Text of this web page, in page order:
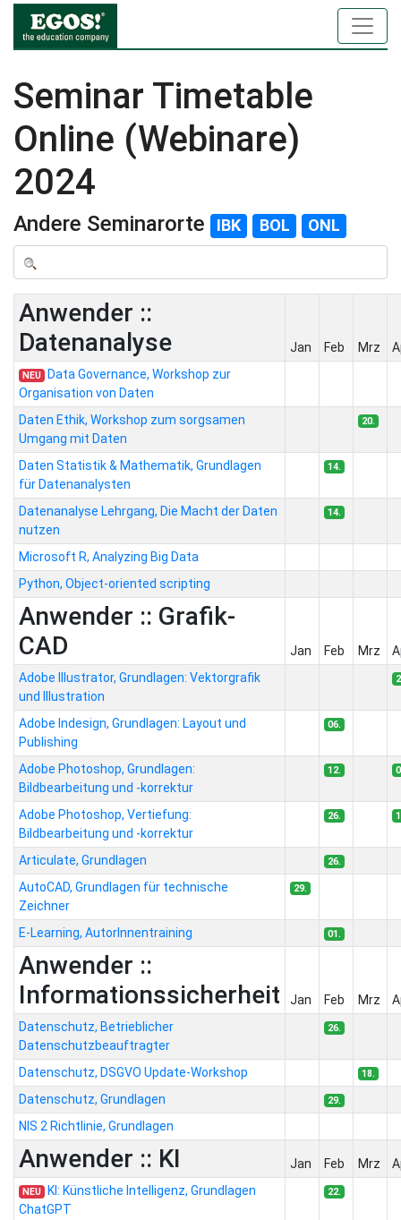
Seminar Timetable
Online (Webinare)
2024
Andere Seminarorte IBK BOL ONL
Anwender ::
Datenanalyse
Jan Feb Mrz
NEU Data Governance, Workshop zur
Organisation von Daten
Daten Ethik, Workshop zum sorgsamen
Umgang mit Daten
20.
Daten Statistik & Mathematik, Grundlagen
für Datenanalysten
14.
Datenanalyse Lehrgang, Die Macht der Daten
nutzen
14.
Microsoft R, Analyzing Big Data
Python, Object-oriented scripting
Anwender :: Grafik-
CAD
Jan Feb Mrz
Adobe Illustrator, Grundlagen: Vektorgrafik
und Illustration
Adobe Indesign, Grundlagen: Layout und
Publishing
06.
Adobe Photoshop, Grundlagen:
Bildbearbeitung und -korrektur
12.
Adobe Photoshop, Vertiefung:
Bildbearbeitung und -korrektur
26.
Articulate, Grundlagen 26.
AutoCAD, Grundlagen für technische
Zeichner
29.
E-Learning, AutorInnentraining 01.
Anwender ::
Informationssicherheit
Jan Feb Mrz
Datenschutz, Betrieblicher
Datenschutzbeauftragter
26.
Datenschutz, DSGVO Update-Workshop 18.
Datenschutz, Grundlagen 29.
NIS 2 Richtlinie, Grundlagen
Anwender :: KI Jan Feb Mrz
NEU KI: Künstliche Intelligenz, Grundlagen
ChatGPT
22.